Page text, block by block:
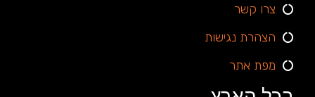
צרו קשר
הצהרת נגישות
מפת אתר